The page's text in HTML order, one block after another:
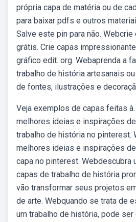
própria capa de matéria ou de
para baixar pdfs e outros
Salve este pin para não. Webcrie
grátis. Crie capas
gráfico edit. org. Webaprenda a
trabalho de história artesanais
de fontes, ilustrações e
Veja exemplos de capas feitas
melhores ideias e inspirações
trabalho de história no pinterest.
melhores ideias e inspirações
capa no pinterest. Webdescubra
capas de trabalho de história
vão transformar seus projetos
de arte. Webquando se trata de
um trabalho de história, pode